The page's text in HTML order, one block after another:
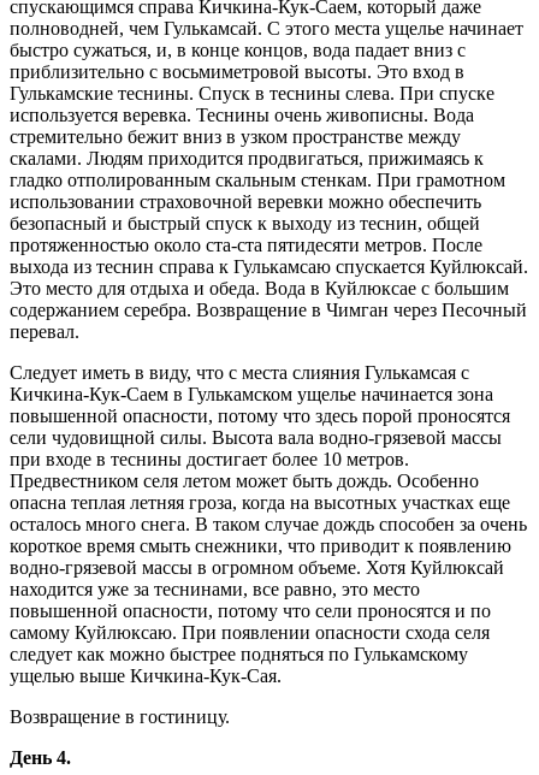
спускающимся справа Кичкина-Кук-Cаем, который даже
полноводней, чем Гулькамсай. С этого места ущелье начинает
быстро сужаться, и, в конце концов, вода падает вниз с
приблизительно с восьмиметровой высоты. Это вход в
Гулькамские теснины. Спуск в теснины слева. При спуске
используется веревка. Теснины очень живописны. Вода
стремительно бежит вниз в узком пространстве между
скалами. Людям приходится продвигаться, прижимаясь к
гладко отполированным скальным стенкам. При грамотном
использовании страховочной веревки можно обеспечить
безопасный и быстрый спуск к выходу из теснин, общей
протяженностью около ста-ста пятидесяти метров. После
выхода из теснин справа к Гулькамсаю спускается Куйлюксай.
Это место для отдыха и обеда. Вода в Куйлюксае с большим
содержанием серебра. Возвращение в Чимган через Песочный
перевал.
Следует иметь в виду, что с места слияния Гулькамсая с
Кичкина-Кук-Cаем в Гулькамском ущелье начинается зона
повышенной опасности, потому что здесь порой проносятся
сели чудовищной силы. Высота вала водно-грязевой массы
при входе в теснины достигает более 10 метров.
Предвестником селя летом может быть дождь. Особенно
опасна теплая летняя гроза, когда на высотных участках еще
осталось много снега. В таком случае дождь способен за очень
короткое время смыть снежники, что приводит к появлению
водно-грязевой массы в огромном объеме. Хотя Куйлюксай
находится уже за теснинами, все равно, это место
повышенной опасности, потому что сели проносятся и по
самому Куйлюксаю. При появлении опасности схода селя
следует как можно быстрее подняться по Гулькамскому
ущелью выше Кичкина-Кук-Сая.
Возвращение в гостиницу.
День 4.